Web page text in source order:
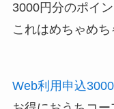
3000円分のポイ
これはめちゃめ
Web利用申込